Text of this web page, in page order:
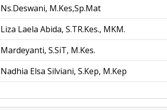
Ns.Deswani, M.Kes,Sp.Mat
Liza Laela Abida, S.TR.Kes., MKM.
Mardeyanti, S.SiT, M.Kes.
Nadhia Elsa Silviani, S.Kep, M.Kep